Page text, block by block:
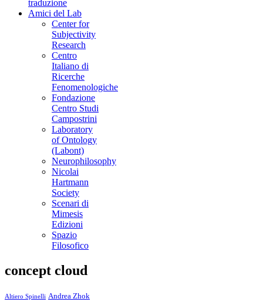
traduzione
Amici del Lab
Center for
Subjectivity
Research
Centro
Italiano di
Ricerche
Fenomenologiche
Fondazione
Centro Studi
Campostrini
Laboratory
of Ontology
(Labont)
Neurophilosophy
Nicolai
Hartmann
Society
Scenari di
Mimesis
Edizioni
Spazio
Filosofico
concept cloud
Altiero Spinelli Andrea Zhok